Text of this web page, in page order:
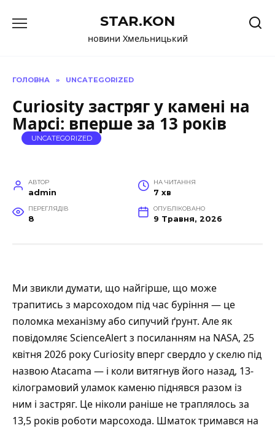
до
STAR.KON
новини Хмельницький
ГОЛОВНА » UNCATEGORIZED
Curiosity застряг у камені на
Марсі: вперше за 13 років
UNCATEGORIZED
АВТОР
admin
НА ЧИТАННЯ
7 хв
ПЕРЕГЛЯДІВ
8
ОПУБЛІКОВАНО
9 Травня, 2026
Ми звикли думати, що найгірше, що може
трапитись з марсоходом під час буріння — це
поломка механізму або сипучий ґрунт. Але як
повідомляєScienceAlertз посиланням на NASA, 25
квітня 2026 року Curiosity вперг свердло у скелю під
назвою Atacama — і коли витягнув його назад, 13-
кілограмовий уламок каменю піднявся разом із
ним і застряг. Це ніколи раніше не траплялось за
13,5 років роботи марсохода. Шматок тримався на